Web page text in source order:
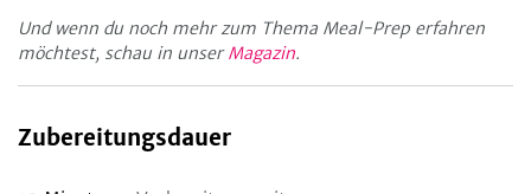
Und wenn du noch mehr zum Thema Meal-Prep erfahren
möchtest, schau in unserMagazin.
Zubereitungsdauer